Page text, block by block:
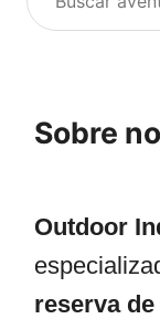
Buscar
Sobre
Outdoor
reserva